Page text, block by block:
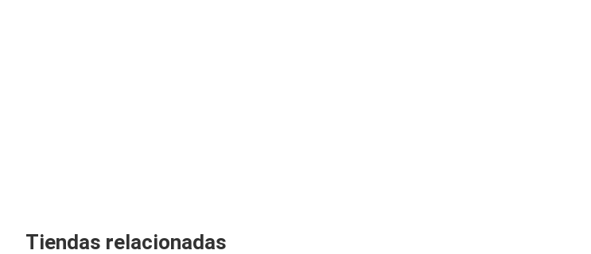
Tiendas relacionadas